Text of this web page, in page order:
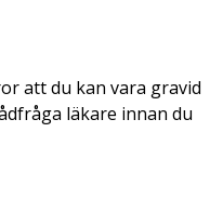
att du kan vara gravid
läkare innan du